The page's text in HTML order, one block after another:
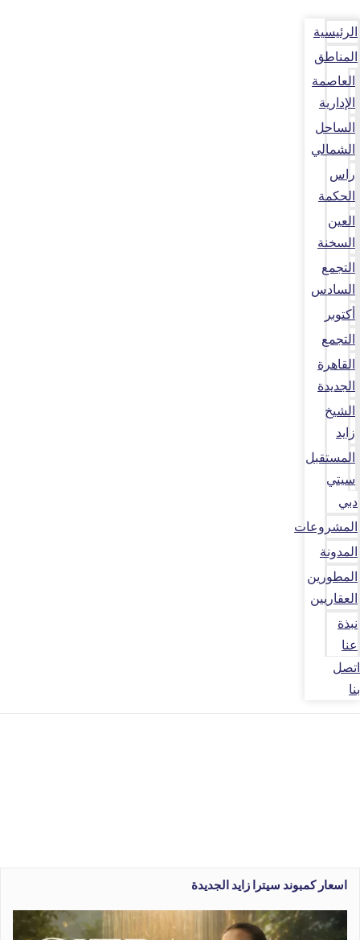
الرئيسية
المناطق
العاصمة
الإدارية
الساحل
الشمالي
راس
الحكمة
العين
السخنة
التجمع
السادس
أكتوبر
التجمع
القاهرة
الجديدة
الشيخ
زايد
المستقبل
سيتي
دبي
المشروعات
المدونة
المطورين
العقاريين
نبذة
عنا
اتصل
بنا
اسعار كمبوند سيترا زايد الجديدة